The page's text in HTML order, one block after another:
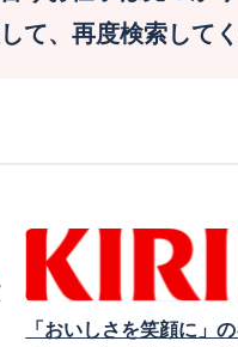
て、再度検索して
「おいしさを笑顔に」